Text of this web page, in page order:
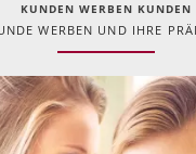
KUNDEN WERBEN KUNDEN
WERBEN UND IHRE